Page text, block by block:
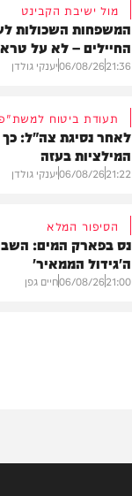
מול ישיבת הקבינט
המשפחות השכולות
החיילים – לא על טראמפ"
21:36
06/08/26יענקי גולדן
תעודת ביטוח
לאחר נסיגת צה"ל:
המילציות בעזה
21:22
06/08/26יענקי גולדן
הסיפור המלא
נס בפארק המים:
ה'גידול הממאיר'
21:00
06/08/26חיים גפן